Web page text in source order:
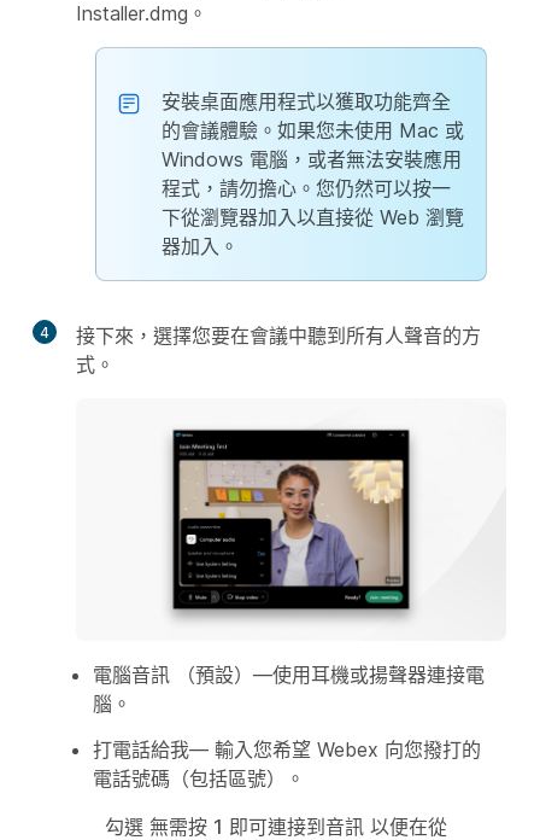
Installer.dmg。
安裝桌面應用程式以獲取功能齊全
的會議體驗。如果您未使用 Mac 或
Windows 電腦，或者無法安裝應用
程式，請勿擔心。您仍然可以按一
下從瀏覽器加入以直接從 Web 瀏覽
器加入。
4
接下來，選擇您要在會議中聽到所有人聲音的方
式。
電腦音訊 （預設）—使用耳機或揚聲器連接電
腦。
打電話給我— 輸入您希望 Webex 向您撥打的
電話號碼（包括區號）。
勾選 無需按 1 即可連接到音訊 以便在從